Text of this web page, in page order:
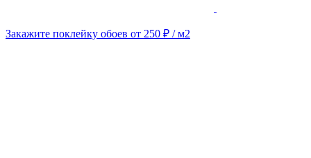
Закажите поклейку обоев от 250 ₽ / м2